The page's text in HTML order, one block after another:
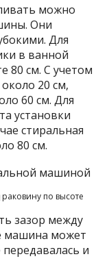
можно
Они
Для
в ванной
80 см. С учетом
20 см,
60 см. Для
установки
стиральная
80 см.
по высоте
зазор между
машина может
и